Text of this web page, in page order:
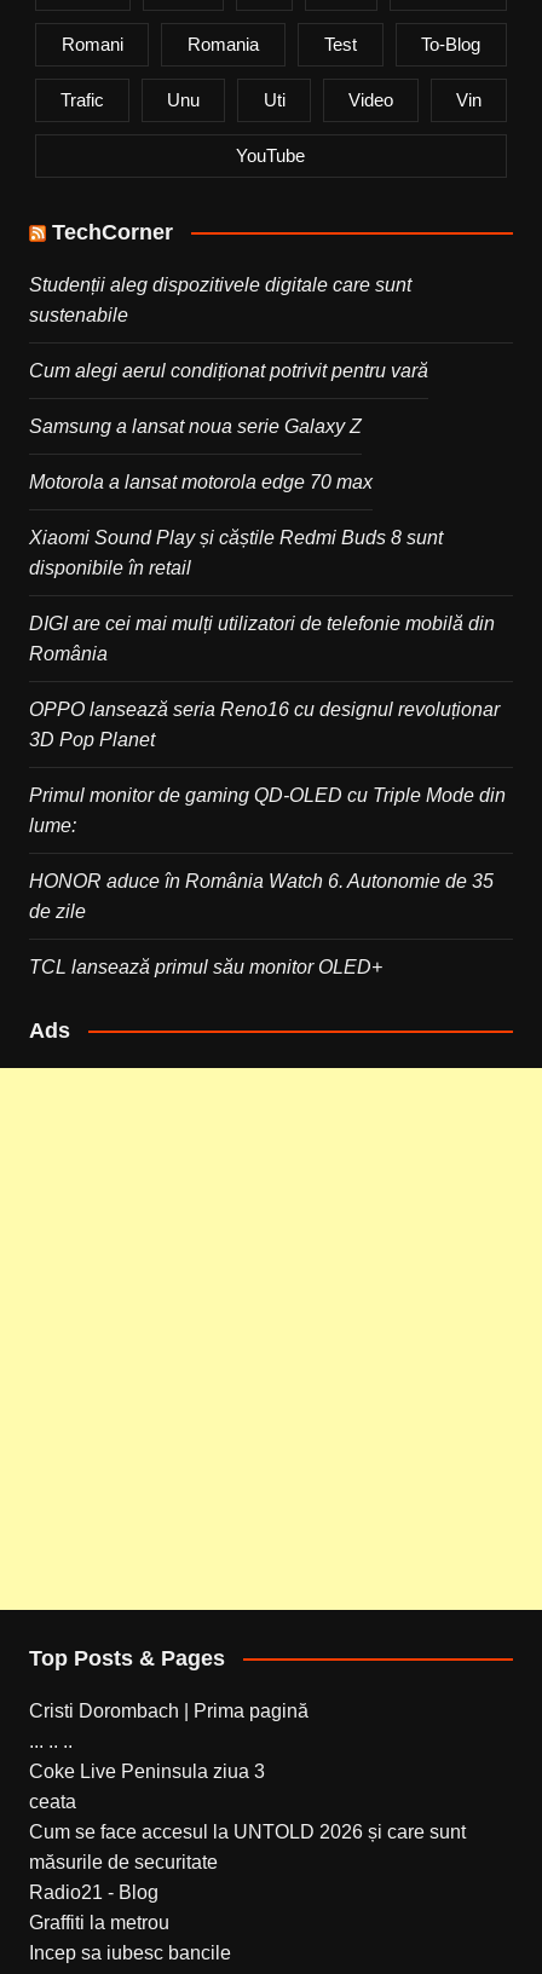
Romani Romania Test To-Blog
Trafic Unu Uti Video Vin
YouTube
TechCorner
Studenții aleg dispozitivele digitale care sunt
sustenabile
Cum alegi aerul condiționat potrivit pentru vară
Samsung a lansat noua serie Galaxy Z
Motorola a lansat motorola edge 70 max
Xiaomi Sound Play și căștile Redmi Buds 8 sunt
disponibile în retail
DIGI are cei mai mulți utilizatori de telefonie mobilă din
România
OPPO lansează seria Reno16 cu designul revoluționar
3D Pop Planet
Primul monitor de gaming QD-OLED cu Triple Mode din
lume:
HONOR aduce în România Watch 6. Autonomie de 35
de zile
TCL lansează primul său monitor OLED+
Ads
Top Posts & Pages
Cristi Dorombach | Prima pagină
... .. ..
Coke Live Peninsula ziua 3
ceata
Cum se face accesul la UNTOLD 2026 și care sunt
măsurile de securitate
Radio21 - Blog
Graffiti la metrou
Incep sa iubesc bancile